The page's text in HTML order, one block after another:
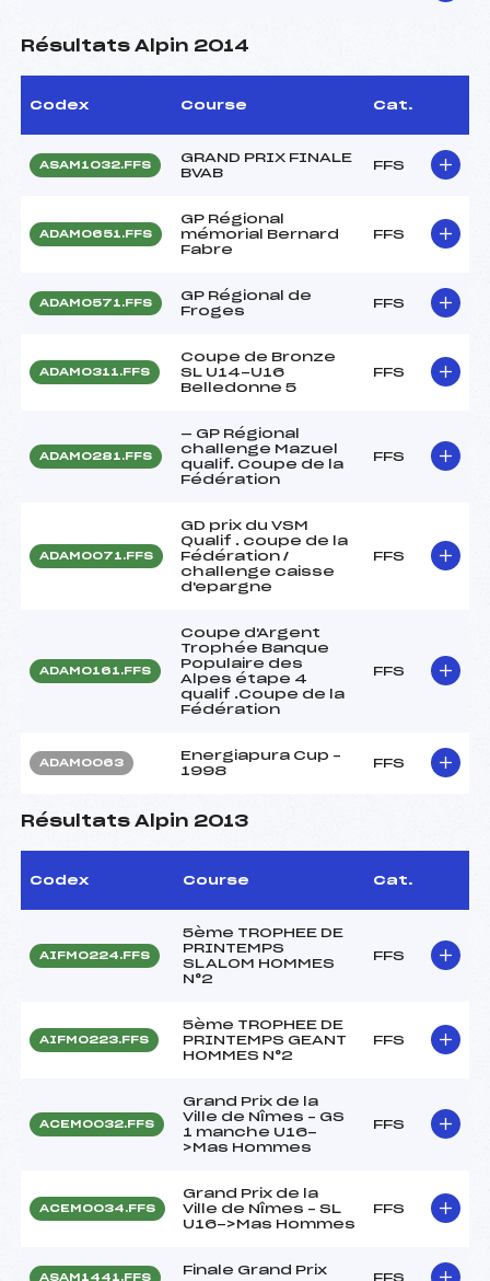
Résultats Alpin 2014
Codex Course Cat.
ASAM1032.FFS
GRAND PRIX FINALE
BVAB
FFS
ADAM0651.FFS
GP Régional
mémorial Bernard
Fabre
FFS
ADAM0571.FFS
GP Régional de
Froges
FFS
ADAM0311.FFS
Coupe de Bronze
SL U14-U16
Belledonne 5
FFS
ADAM0281.FFS
— GP Régional
challenge Mazuel
qualif. Coupe de la
Fédération
FFS
ADAM0071.FFS
GD prix du VSM
Qualif . coupe de la
Fédération /
challenge caisse
d'epargne
FFS
ADAM0161.FFS
Coupe d'Argent
Trophée Banque
Populaire des
Alpes étape 4
qualif .Coupe de la
Fédération
FFS
ADAM0063
Energiapura Cup –
1998
FFS
Résultats Alpin 2013
Codex Course Cat.
AIFM0224.FFS
5ème TROPHEE DE
PRINTEMPS
SLALOM HOMMES
N°2
FFS
AIFM0223.FFS
5ème TROPHEE DE
PRINTEMPS GEANT
HOMMES N°2
FFS
ACEM0032.FFS
Grand Prix de la
Ville de Nîmes – GS
1 manche U16-
>Mas Hommes
FFS
ACEM0034.FFS
Grand Prix de la
Ville de Nîmes – SL
U16->Mas Hommes
FFS
ASAM1441.FFS
Finale Grand Prix
FFS